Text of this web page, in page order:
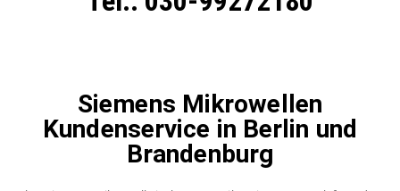
Siemens Mikrowellen
Kundenservice in Berlin und
Brandenburg